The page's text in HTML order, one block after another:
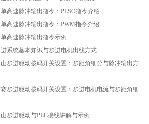
高速脉冲输出指令：PLSO指令介绍
高速脉冲输出指令：PWM指令介绍
高速脉冲输出指令示例
系统基本知识与步进电机出线方式
山步进驱动拨码开关设置：步距角细分与脉冲输出方
步进驱动拨码开关设置：步进电机电流与步距角细
步进驱动与PLC接线讲解与示例